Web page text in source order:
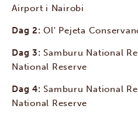
Airport i Nairobi
Dag 2:Ol' Pejeta
Dag 3: Samburu National
National Reserve
Dag 4: Samburu National
National Reserve